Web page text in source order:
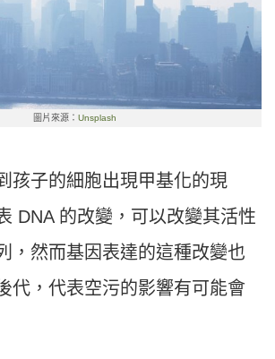
圖片來源： Unsplash
孩子的細胞出現甲基化的現
DNA 的改變，可以改變其活性
，然而基因表達的這種改變也
代，代表空污的影響有可能會